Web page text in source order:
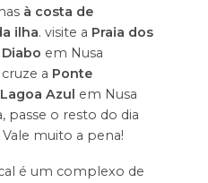
à costa de
ilha. visite a Praia dos
em Nusa
a Ponte
Lagoa Azul em Nusa
passe o resto do dia
muito a pena!
é um complexo de